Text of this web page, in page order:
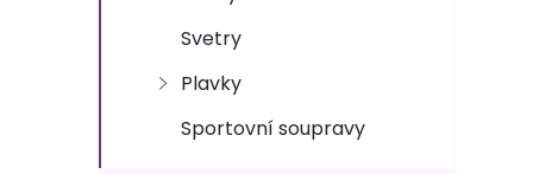
Svetry
Plavky
Sportovní soupravy